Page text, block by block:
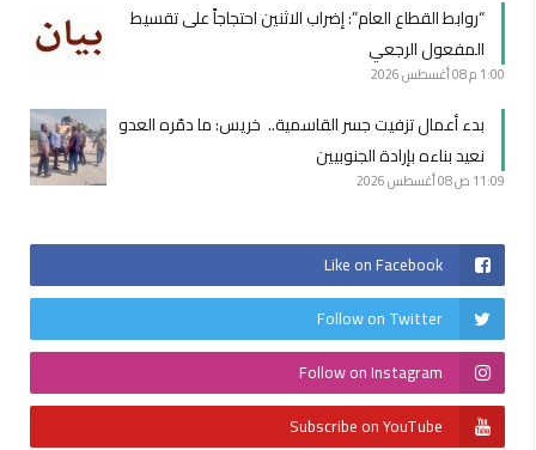
“روابط القطاع العام”: إضراب الاثنين احتجاجاً على تقسيط
المفعول الرجعي
1:00 م 08 أغسطس 2026
بدء أعمال تزفيت جسر القاسمية.. خريس: ما دمّره العدو
نعيد بناءه بإرادة الجنوبيين
11:09 ص 08 أغسطس 2026
Like on Facebook
Follow on Twitter
Follow on Instagram
Subscribe on YouTube